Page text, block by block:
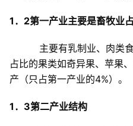
1 ． 2第一产业主要是畜牧业
主要有乳制业、肉类
占比的果类如奇异果、苹果
产（只占第一产业的4%）。
1 ． 3第二产业结构